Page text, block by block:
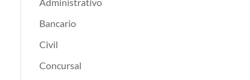
Bancario
Civil
Concursal